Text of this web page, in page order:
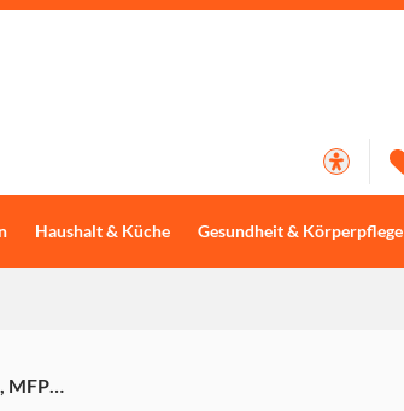
Haushalt & Küche Gesundheit & Körperpflege
MFP